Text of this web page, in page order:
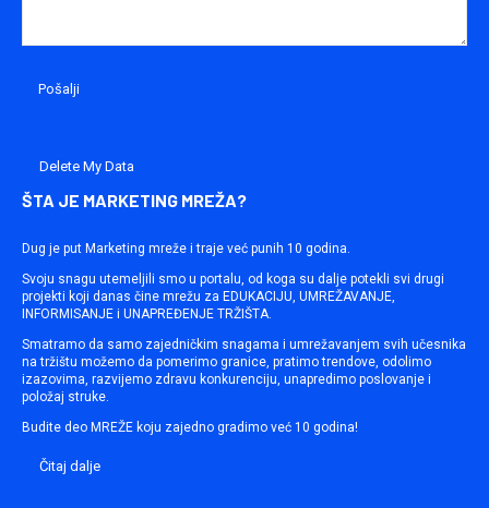
Delete My Data
ŠTA JE MARKETING MREŽA?
Dug je put Marketing mreže i traje već punih 10 godina.
Svoju snagu utemeljili smo u portalu, od koga su dalje potekli svi drugi
projekti koji danas čine mrežu za EDUKACIJU, UMREŽAVANJE,
INFORMISANJE i UNAPREĐENJE TRŽIŠTA.
Smatramo da samo zajedničkim snagama i umrežavanjem svih učesnika
na tržištu možemo da pomerimo granice, pratimo trendove, odolimo
izazovima, razvijemo zdravu konkurenciju, unapredimo poslovanje i
položaj struke.
Budite deo MREŽE koju zajedno gradimo već 10 godina!
Čitaj dalje